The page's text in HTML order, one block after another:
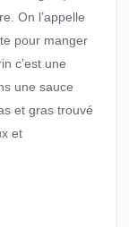
On l’appelle
pour manger
c’est une
une sauce
et gras trouvé
et